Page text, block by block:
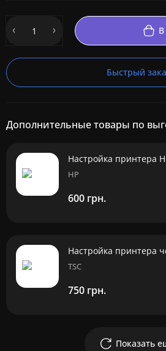
Быстрый
Дополнительные товары по
Настройка принтера
HP
600 грн.
Настройка принтера
TSC
750 грн.
Показать